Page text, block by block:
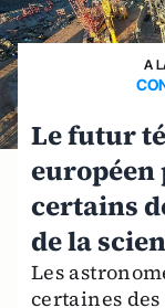
A
Le futur
européen
certains
de la
Les
certaines